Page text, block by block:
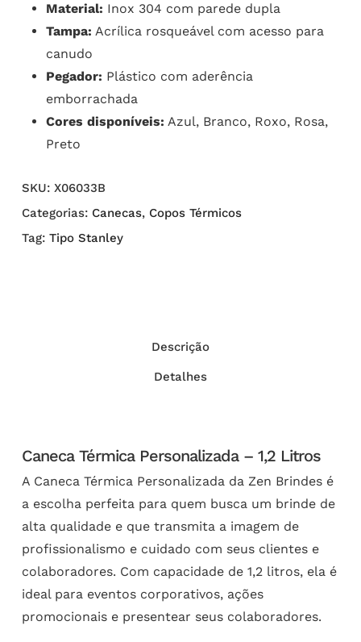
Material: Inox 304 com parede dupla
Tampa: Acrílica rosqueável com acesso para
canudo
Pegador: Plástico com aderência
emborrachada
Cores disponíveis: Azul, Branco, Roxo, Rosa,
Preto
SKU: X06033B
Categorias: Canecas, Copos Térmicos
Tag: Tipo Stanley
Descrição
Detalhes
Caneca Térmica Personalizada – 1,2 Litros
A Caneca Térmica Personalizada da Zen Brindes é
a escolha perfeita para quem busca um brinde de
alta qualidade e que transmita a imagem de
profissionalismo e cuidado com seus clientes e
colaboradores. Com capacidade de 1,2 litros, ela é
ideal para eventos corporativos, ações
promocionais e presentear seus colaboradores.